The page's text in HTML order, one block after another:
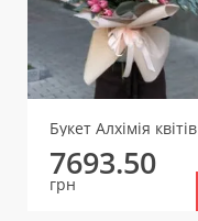
Букет Алхімія квітів
7693.50
грн